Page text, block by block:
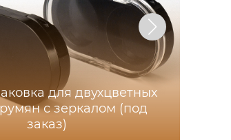
для двухцветных
с зеркалом (под
заказ)